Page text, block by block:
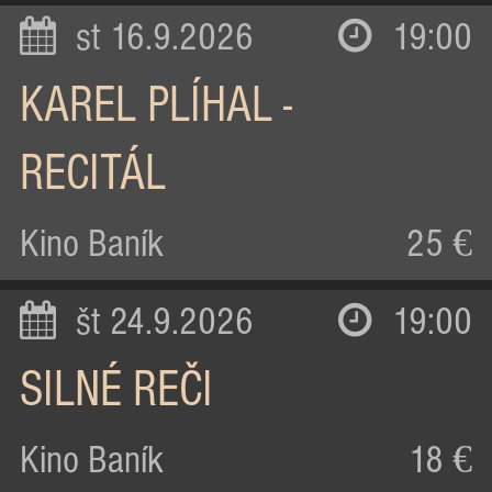
st 16.9.2026 19:00
KAREL PLÍHAL -
RECITÁL
Kino Baník 25 €
št 24.9.2026 19:00
SILNÉ REČI
Kino Baník 18 €